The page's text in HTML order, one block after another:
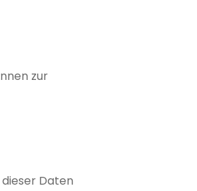
zur
Daten